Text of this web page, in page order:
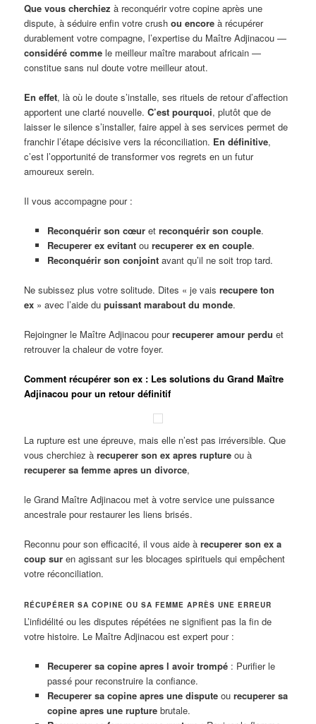
Que vous cherchiez à reconquérir votre copine après une
dispute, à séduire enfin votre crushou encore à récupérer
durablement votre compagne, l’expertise du Maître Adjinacou —
considéré comme le meilleur maître marabout africain —
constitue sans nul doute votre meilleur atout.
En effet, là où le doute s’installe, ses rituels de retour d’affection
apportent une clarté nouvelle.C’est pourquoi, plutôt que de
laisser le silence s’installer, faire appel à ses services permet de
franchir l’étape décisive vers la réconciliation. En définitive,
c’est l’opportunité de transformer vos regrets en un futur
amoureux serein.
Il vous accompagne pour :
Reconquérir son cœuret reconquérir son couple.
Recuperer ex evitantou recuperer ex en couple.
Reconquérir son conjointavant qu’il ne soit trop tard.
Ne subissez plus votre solitude. Dites « je vaisrecupere ton
ex » avec l’aide dupuissant marabout du monde.
Rejoingner le Maître Adjinacou pourrecuperer amour perdu et
retrouver la chaleur de votre foyer.
Comment récupérer son ex : Les solutions du Grand Maître
Adjinacou pour un retour définitif
La rupture est une épreuve, mais elle n’est pas irréversible. Que
vous cherchiez àrecuperer son ex apres rupture ou à
recuperer sa femme apres un divorce,
le Grand Maître Adjinacou met à votre service une puissance
ancestrale pour restaurer les liens brisés.
Reconnu pour son efficacité, il vous aide àrecuperer son ex a
coup sur en agissant sur les blocages spirituels qui empêchent
votre réconciliation.
RÉCUPÉRER SA COPINE OU SA FEMME APRÈS UNE ERREUR
L’infidélité ou les disputes répétées ne signifient pas la fin de
votre histoire. Le Maître Adjinacou est expert pour :
Recuperer sa copine apres l avoir trompé: Purifier le
passé pour reconstruire la confiance.
Recuperer sa copine apres une disputeou recuperer sa
copine apres une rupturebrutale.